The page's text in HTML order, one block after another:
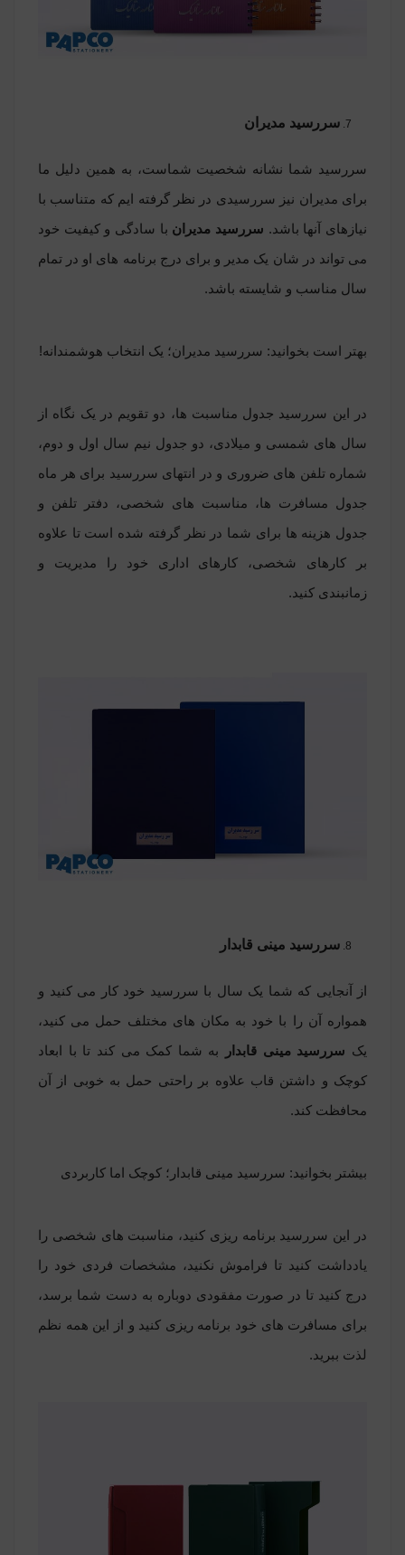
سررسید مدیران
سررسید شما نشانه شخصیت شماست، به همین دلیل ما
برای مدیران نیز سررسیدی در نظر گرفته ایم که متناسب با
نیازهای آنها باشد. سررسید مدیران با سادگی و کیفیت خود
می تواند در شان یک مدیر و برای درج برنامه های او در تمام
سال مناسب و شایسته باشد.
بهتر است بخوانید: سررسید مدیران؛ یک انتخاب هوشمندانه!
در این سررسید جدول مناسبت ها، دو تقویم در یک نگاه از
سال های شمسی و میلادی، دو جدول نیم سال اول و دوم،
شماره تلفن های ضروری و در انتهای سررسید برای هر ماه
جدول مسافرت ها، مناسبت های شخصی، دفتر تلفن و
جدول هزینه ها برای شما در نظر گرفته شده است تا علاوه
بر کارهای شخصی، کارهای اداری خود را مدیریت و
زمانبندی کنید.
سررسید مینی قابدار
از آنجایی که شما یک سال با سررسید خود کار می کنید و
همواره آن را با خود به مکان های مختلف حمل می کنید،
یک سررسید مینی قابدار
به شما کمک می کند تا با ابعاد
کوچک و داشتن قاب علاوه بر راحتی حمل به خوبی از آن
محافظت کند.
بیشتر بخوانید: سررسید مینی قابدار؛ کوچک اما کاربردی
در این سررسید برنامه ریزی کنید، مناسبت های شخصی را
یادداشت کنید تا فراموش نکنید، مشخصات فردی خود را
درج کنید تا در صورت مفقودی دوباره به دست شما برسد،
برای مسافرت های خود برنامه ریزی کنید و از این همه نظم
لذت ببرید.